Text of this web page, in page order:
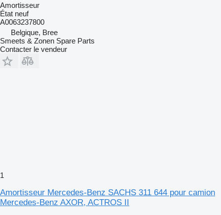
Amortisseur
État neuf
A0063237800
Belgique, Bree
Smeets & Zonen Spare Parts
Contacter le vendeur
1
Amortisseur Mercedes-Benz SACHS 311 644 pour camion
Mercedes-Benz AXOR, ACTROS II